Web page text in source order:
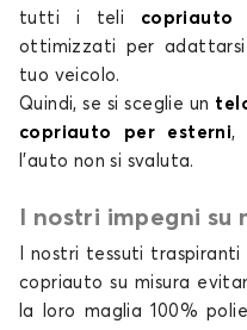
Telo
Telo
tutti i teli copriauto
ottimizzati per
tuo veicolo.
Quindi, se si sceglie un
copriauto per esterni,
l’auto non si svaluta.
I nostri impegni su
I nostri tessuti
copriauto su misura
la loro maglia 100%